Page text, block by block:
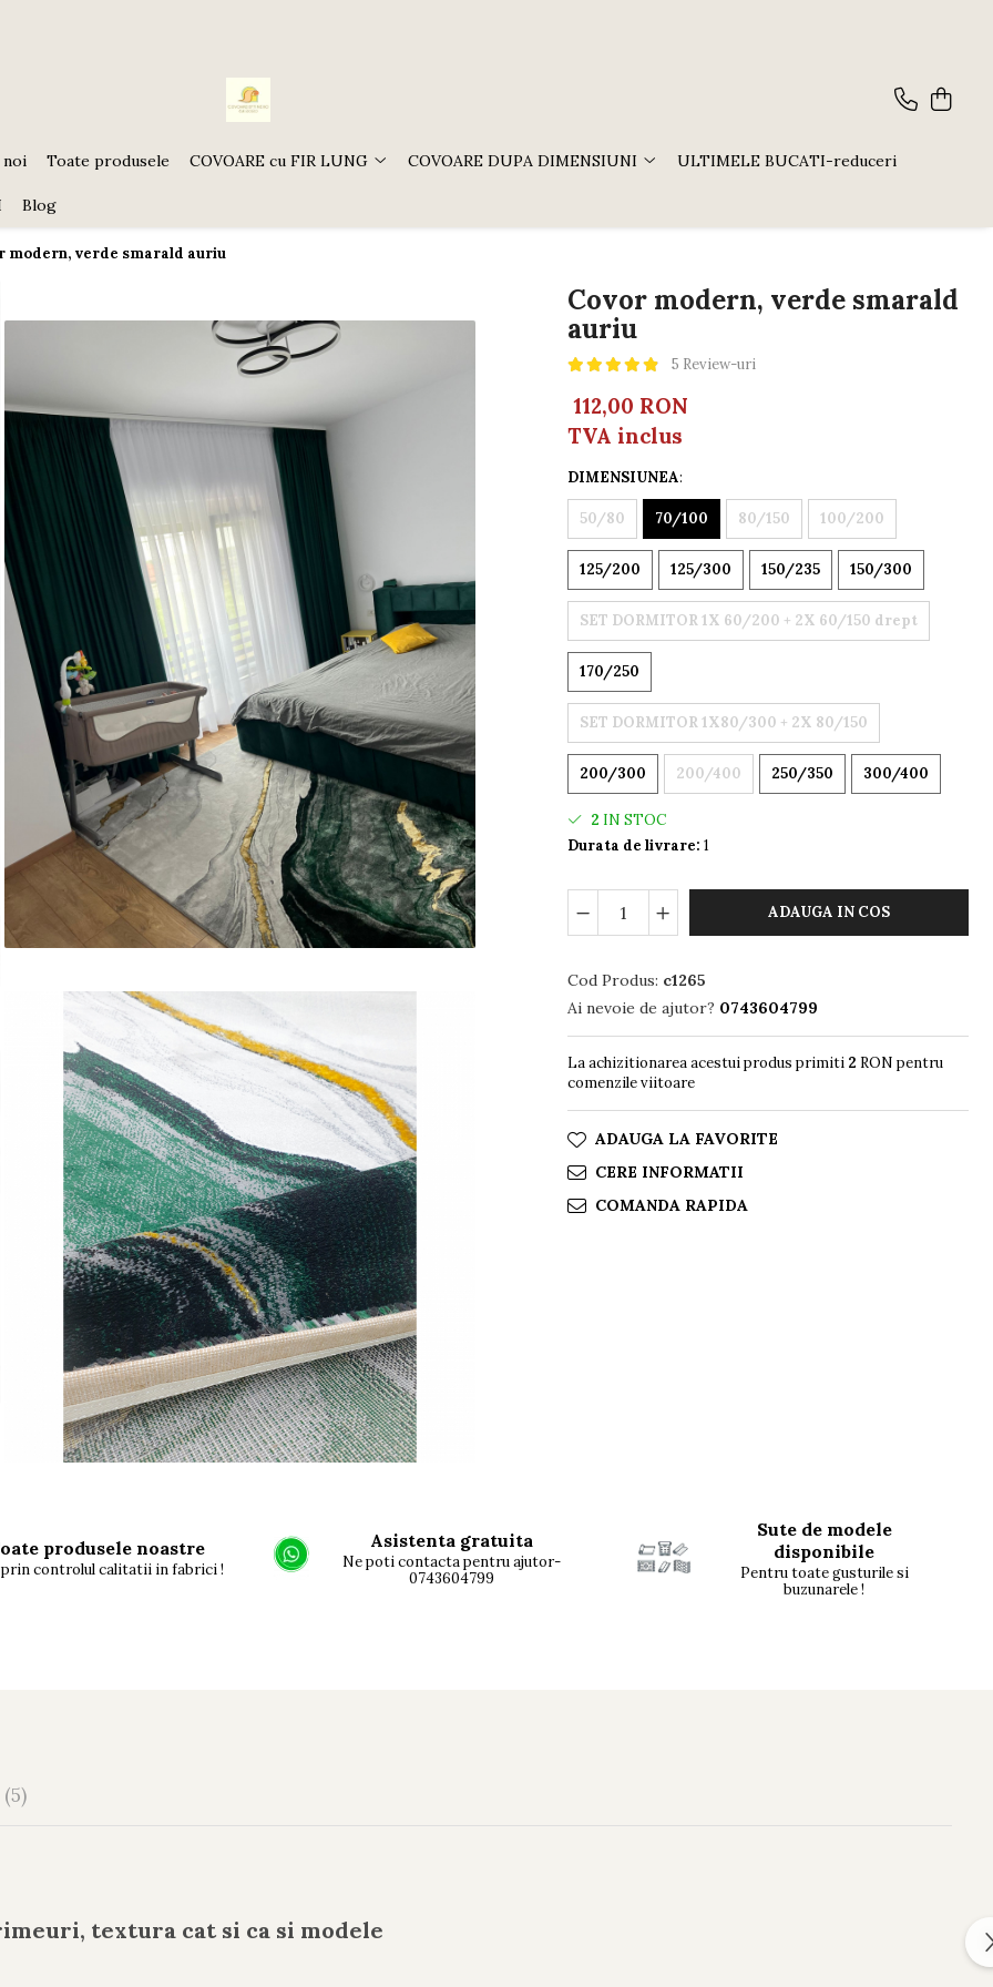
noi Toate produsele COVOARE cu FIR LUNG COVOARE DUPA DIMENSIUNI ULTIMELE BUCATI-reduceri
Blog
modern, verde smarald auriu
Covor modern, verde smarald
auriu
5 Review-uri
112,00 RON
TVA inclus
DIMENSIUNEA:
50/80 70/100 80/150 100/200
125/200 125/300 150/235 150/300
SET DORMITOR 1X 60/200 + 2X 60/150 drept
170/250
SET DORMITOR 1X80/300 + 2X 80/150
200/300 200/400 250/350 300/400
2 IN STOC
Durata de livrare: 1
ADAUGA IN COS
Cod Produs: c1265
Ai nevoie de ajutor? 0743604799
La achizitionarea acestui produs primiti 2 RON pentru
comenzile viitoare
ADAUGA LA FAVORITE
CERE INFORMATII
COMANDA RAPIDA
produsele noastre
controlul calitatii in fabrici !
Asistenta gratuita
Ne poti contacta pentru ajutor-
0743604799
Sute de modele
disponibile
Pentru toate gusturile si
buzunarele !
(5)
textura cat si ca si modele